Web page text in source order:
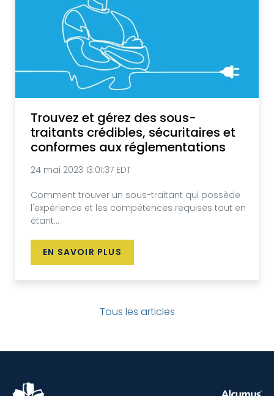
Trouvez et gérez des sous-
traitants crédibles, sécuritaires et
conformes aux réglementations
24 mai 2023 13:01:37 EDT
Comment trouver un sous-traitant qui possède
l'expérience et les compétences requises tout en
étant...
EN SAVOIR PLUS
Tous les articles